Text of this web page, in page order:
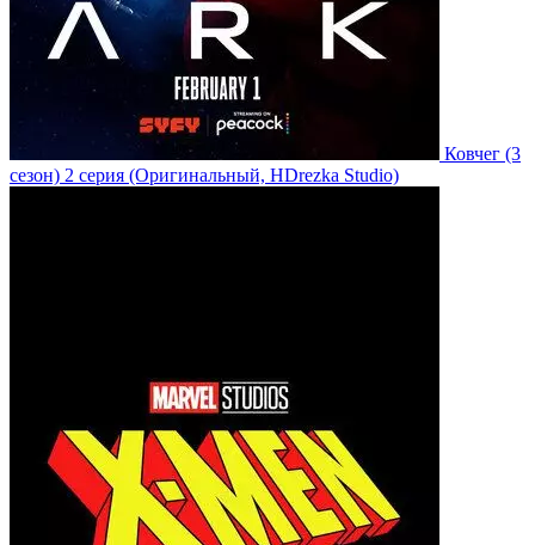
Ковчег (3
сезон) 2 серия (Оригинальный, HDrezka Studio)